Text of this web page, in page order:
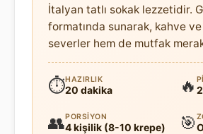
İtalyan tatlı sokak lezzetidir.
formatında sunarak, kahve
severler hem de mutfak
⏱HAZIRLIK
20 dakika 🔥
👥PORSIYON
4 kişilik (8-10 krepe) 🎯